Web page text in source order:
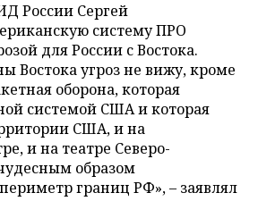
России Сергей
систему ПРО
для России с Востока.
Востока угроз не вижу, кроме
оборона, которая
системой США и которая
США, и на
и на театре Северо-
образом
границ РФ», – заявлял